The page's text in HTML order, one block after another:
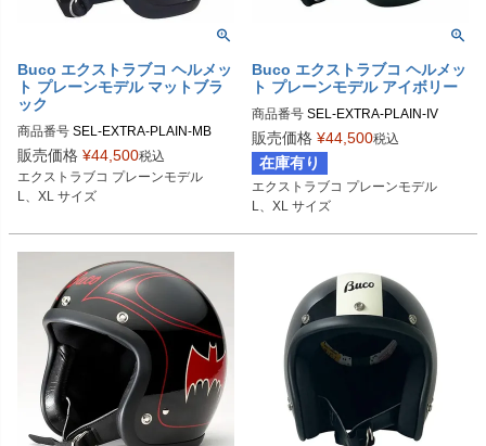
Buco エクストラブコ ヘルメッ
ト プレーンモデル マットブラ
ック
商品番号 SEL-EXTRA-PLAIN-MB
Lサイズ商品コード：0107EBCP02M
5
Buco（ブコ）
販売価格 ¥44,500税込
エクストラブコ プレーンモデル
L、XL サイズ
Buco エクストラブコ ヘルメッ
ト プレーンモデル アイボリー
商品番号 SEL-EXTRA-PLAIN-IV
Lサイズ商品コード：0107EBCP015
XLサイズ商品コード：0107EBCP01
6
Buco（ブコ）
販売価格 ¥44,500税込
在庫有り
エクストラブコ プレーンモデル
L、XL サイズ